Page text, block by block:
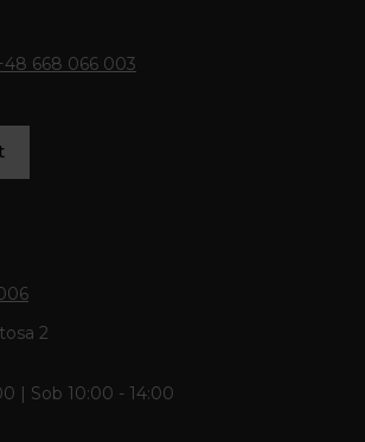
668 066 003
2
| Sob 10:00 - 14:00